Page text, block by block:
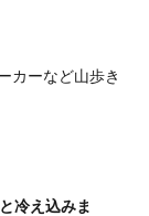
カーなど山歩き
冷え込みま